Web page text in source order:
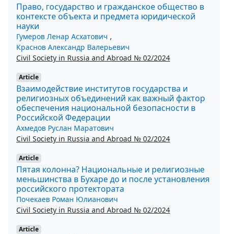
Право, государство и гражданское общество в
контексте объекта и предмета юридической
науки
Гумеров Ленар Асхатович ,
Краснов Александр Валерьевич
Civil Society in Russia and Abroad № 02/2024
Article
Взаимодействие институтов государства и
религиозных объединений как важный фактор
обеспечения национальной безопасности в
Российской Федерации
Ахмедов Руслан Маратович
Civil Society in Russia and Abroad № 02/2024
Article
Пятая колонна? Национальные и религиозные
меньшинства в Бухаре до и после установления
российского протектората
Почекаев Роман Юлианович
Civil Society in Russia and Abroad № 02/2024
Article